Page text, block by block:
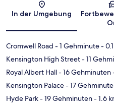
In der Umgebung
Cromwell Road - 1 Gehminute-
Kensington High Street- 11
Royal Albert Hall- 16 Gehminuten
Kensington Palace- 17
Hyde Park- 19 Gehminuten- 1.6